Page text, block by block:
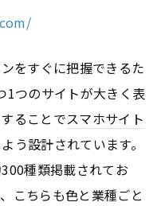
をすぐに把握できるた
1つのサイトが大きく表
ることでスマホサイト
う設計されています。
種類掲載されてお
こちらも色と業種ごと